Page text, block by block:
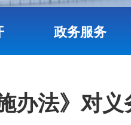
政务服务
办法》对